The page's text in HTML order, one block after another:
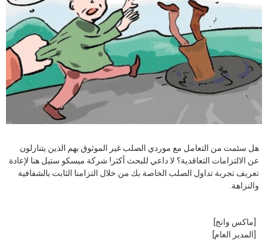
هل سئمت من التعامل مع موردي الصلب غير الموثوق بهم الذين يتنازلون
عن الالتزامات التعاقدية؟ لا داعي للبحث أكثر! شركة ميسكو ستيل هنا لإعادة
تعريف تجربة تداول الصلب الخاصة بك من خلال التزامنا الثابت بالشفافية
والنزاهة.
[ماكس وانج]
[المدير العام]